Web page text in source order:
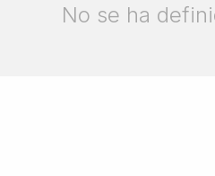
No se ha